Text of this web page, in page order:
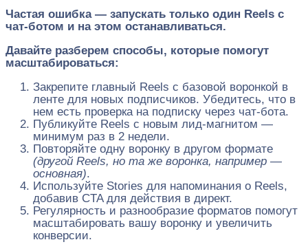
Частая ошибка — запускать только один Reels с
чат-ботом и на этом останавливаться.
Давайте разберем способы, которые помогут
масштабироваться:
Закрепите главный Reels с базовой воронкой в
ленте для новых подписчиков. Убедитесь, что в
нем есть проверка на подписку через чат-бота.
Публикуйте Reels с новым лид-магнитом —
минимум раз в 2 недели.
Повторяйте одну воронку в другом формате
(другой Reels, но та же воронка, например —
основная).
Используйте Stories для напоминания о Reels,
добавив CTA для действия в директ.
Регулярность и разнообразие форматов помогут
масштабировать вашу воронку и увеличить
конверсии.